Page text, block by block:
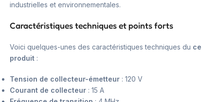
industrielles et environnementales.
Caractéristiques techniques et points forts
Voici quelques-unes des caractéristiques techniques du ce
produit :
Tension de collecteur-émetteur : 120 V
Courant de collecteur : 15 A